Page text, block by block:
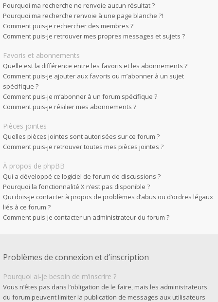
Pourquoi ma recherche ne renvoie aucun résultat ?
Pourquoi ma recherche renvoie à une page blanche ?!
Comment puis-je rechercher des membres ?
Comment puis-je retrouver mes propres messages et sujets ?
Favoris et abonnements
Quelle est la différence entre les favoris et les abonnements ?
Comment puis-je ajouter aux favoris ou m’abonner à un sujet
spécifique ?
Comment puis-je m’abonner à un forum spécifique ?
Comment puis-je résilier mes abonnements ?
Pièces jointes
Quelles pièces jointes sont autorisées sur ce forum ?
Comment puis-je retrouver toutes mes pièces jointes ?
À propos de phpBB
Qui a développé ce logiciel de forum de discussions ?
Pourquoi la fonctionnalité X n’est pas disponible ?
Qui dois-je contacter à propos de problèmes d’abus ou d’ordres légaux
liés à ce forum ?
Comment puis-je contacter un administrateur du forum ?
Problèmes de connexion et d’inscription
Pourquoi ai-je besoin de m’inscrire ?
Vous n’êtes pas dans l’obligation de le faire, mais les administrateurs
du forum peuvent limiter la publication de messages aux utilisateurs